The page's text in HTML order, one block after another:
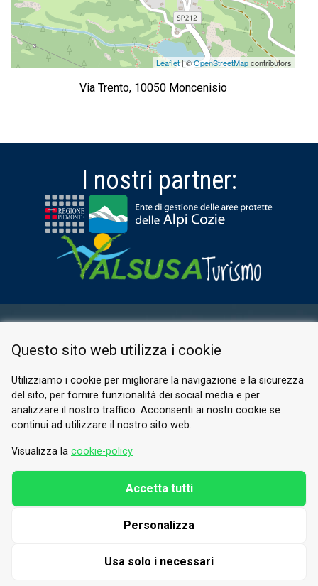
Leaflet| ©OpenStreetMapcontributors
Via Trento, 10050 Moncenisio
I nostri partner:
PRIVACY POLICY
© 2026 Valle di Susa
Tesori di Arte e Cultura Alpina
Tel.
E-mail.info@vallesusa-tesori.it
Questo sito web utilizza i cookie
Utilizziamo i cookie per migliorare la navigazione e la sicurezza
del sito, per fornire funzionalità dei social media e per
analizzare il nostro traffico. Acconsenti ai nostri cookie se
continui ad utilizzare il nostro sito web.
Visualizza la cookie-policy
Usa solo i necessari
Personalizza
Accetta tutti